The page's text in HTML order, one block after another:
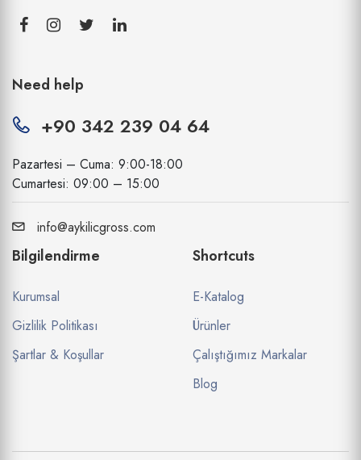
Need help
+90 342 239 04 64
Pazartesi – Cuma: 9:00-18:00
Cumartesi: 09:00 – 15:00
info@aykilicgross.com
Bilgilendirme
Kurumsal
Gizlilik Politikası
Şartlar & Koşullar
Shortcuts
E-Katalog
Ürünler
Çalıştığımız Markalar
Blog